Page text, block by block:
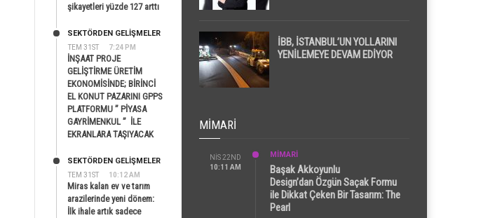
şikayetleri yüzde 127 arttı
TEM 31ST 7:24 PM
SEKTÖRDEN GELIŞMELER
İNŞAAT PROJE
GELİŞTİRME ÜRETİM
EKONOMİSİNDE; BİRİNCİ
EL KONUT PAZARINI GPPS
PLATFORMU ” PİYASA
GAYRİMENKUL ” İLE
EKRANLARA TAŞIYACAK
TEM 31ST 10:12 AM
SEKTÖRDEN GELIŞMELER
Miras kalan ev ve tarım
arazilerinde yeni dönem:
İlk ihale artık sadece
Dikkat Çekti
İBB, İSTANBUL’UN YOLLARINI
YENİLEMEYE DEVAM EDİYOR
MIMARI
NIS 22ND
10:11 AM
MİMARİ
Başak Akkoyunlu
Design’dan Özgün Saçak Formu
ile Dikkat Çeken Bir Tasarım: The
Pearl